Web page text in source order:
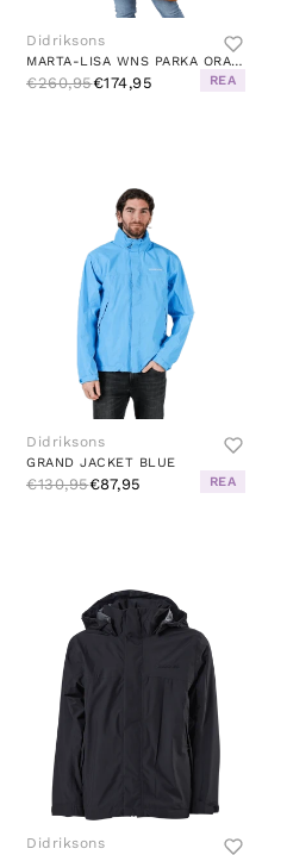
Didriksons
MARTA-LISA WNS PARKA ORANGE
€260,95€174,95 REA
Didriksons
GRAND JACKET BLUE
€130,95€87,95 REA
Didriksons